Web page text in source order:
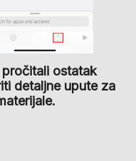
ostatak
detaljne upute za